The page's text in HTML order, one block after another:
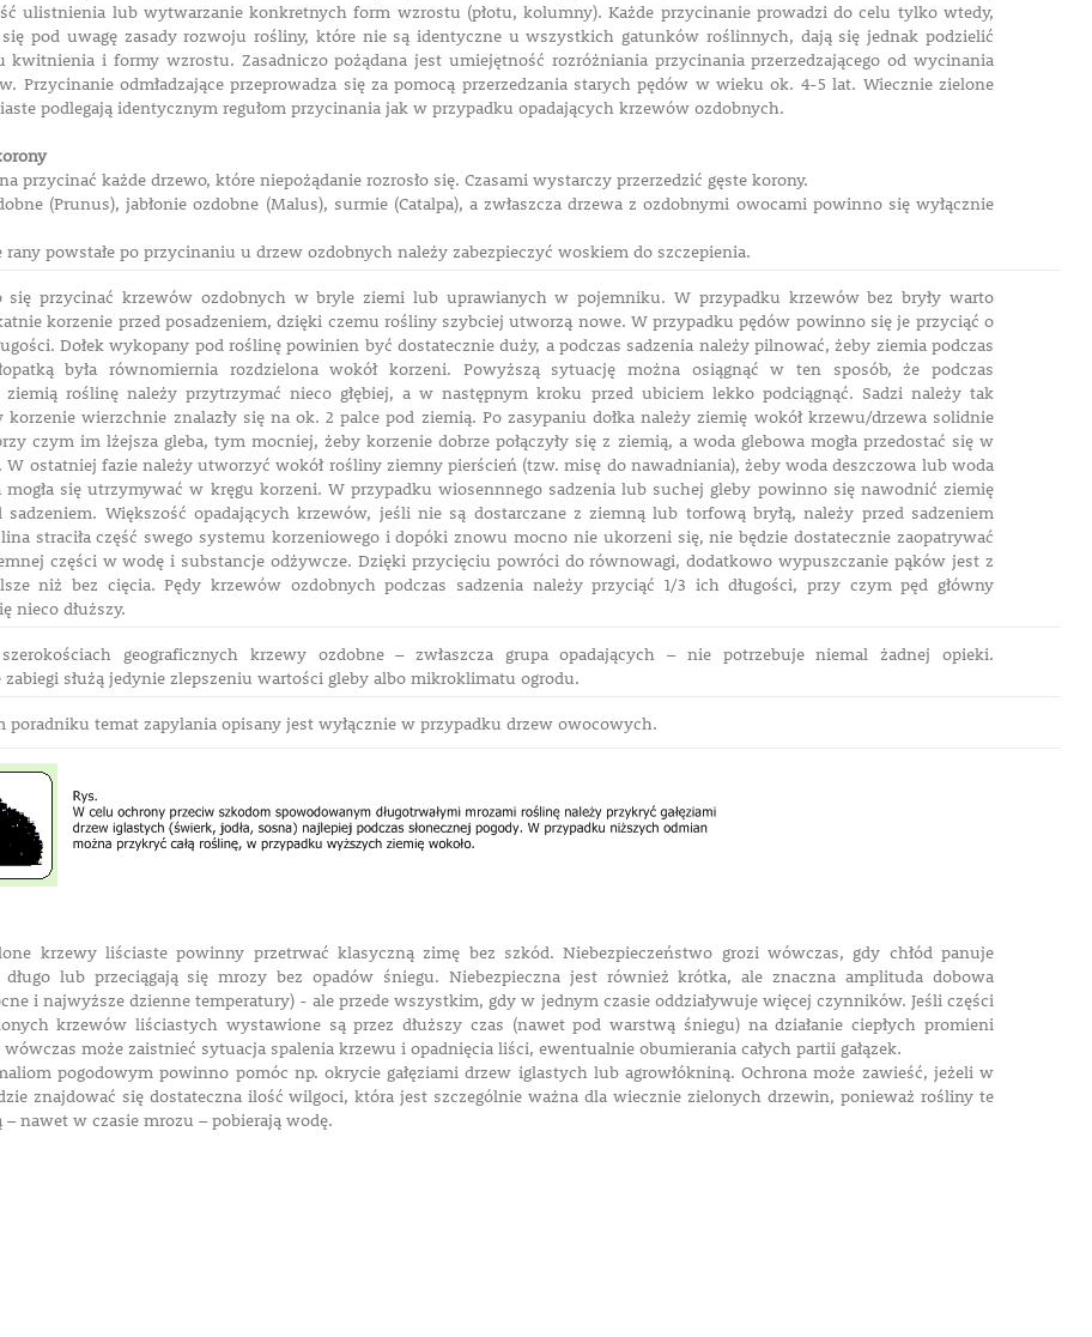
ulistnienia lub wytwarzanie konkretnych form wzrostu (płotu, kolumny). Każde przycinanie prowadzi do celu tylko wtedy,
pod uwagę zasady rozwoju rośliny, które nie są identyczne u wszystkich gatunków roślinnych, dają się jednak podzielić
kwitnienia i formy wzrostu. Zasadniczo pożądana jest umiejętność rozróżniania przycinania przerzedzającego od wycinania
Przycinanie odmładzające przeprowadza się za pomocą przerzedzania starych pędów w wieku ok. 4-5 lat. Wiecznie zielone
podlegają identycznym regułom przycinania jak w przypadku opadających krzewów ozdobnych.
przycinać każde drzewo, które niepożądanie rozrosło się. Czasami wystarczy przerzedzić gęste korony.
(Prunus), jabłonie ozdobne (Malus), surmie (Catalpa), a zwłaszcza drzewa z ozdobnymi owocami powinno się wyłącznie
rany powstałe po przycinaniu u drzew ozdobnych należy zabezpieczyć woskiem do szczepienia.
się przycinać krzewów ozdobnych w bryle ziemi lub uprawianych w pojemniku. W przypadku krzewów bez bryły warto
korzenie przed posadzeniem, dzięki czemu rośliny szybciej utworzą nowe. W przypadku pędów powinno się je przyciąć o
Dołek wykopany pod roślinę powinien być dostatecznie duży, a podczas sadzenia należy pilnować, żeby ziemia podczas
była równomiernia rozdzielona wokół korzeni. Powyższą sytuację można osiągnąć w ten sposób, że podczas
ziemią roślinę należy przytrzymać nieco głębiej, a w następnym kroku przed ubiciem lekko podciągnąć. Sadzi należy tak
korzenie wierzchnie znalazły się na ok. 2 palce pod ziemią. Po zasypaniu dołka należy ziemię wokół krzewu/drzewa solidnie
czym im lżejsza gleba, tym mocniej, żeby korzenie dobrze połączyły się z ziemią, a woda glebowa mogła przedostać się w
ostatniej fazie należy utworzyć wokół rośliny ziemny pierścień (tzw. misę do nawadniania), żeby woda deszczowa lub woda
mogła się utrzymywać w kręgu korzeni. W przypadku wiosennnego sadzenia lub suchej gleby powinno się nawodnić ziemię
sadzeniem. Większość opadających krzewów, jeśli nie są dostarczane z ziemną lub torfową bryłą, należy przed sadzeniem
straciła część swego systemu korzeniowego i dopóki znowu mocno nie ukorzeni się, nie będzie dostatecznie zaopatrywać
części w wodę i substancje odżywcze. Dzięki przycięciu powróci do równowagi, dodatkowo wypuszczanie pąków jest z
niż bez cięcia. Pędy krzewów ozdobnych podczas sadzenia należy przyciąć 1/3 ich długości, przy czym pęd główny
nieco dłuższy.
geograficznych krzewy ozdobne – zwłaszcza grupa opadających – nie potrzebuje niemal żadnej opieki.
zabiegi służą jedynie zlepszeniu wartości gleby albo mikroklimatu ogrodu.
poradniku temat zapylania opisany jest wyłącznie w przypadku drzew owocowych.
krzewy liściaste powinny przetrwać klasyczną zimę bez szkód. Niebezpieczeństwo grozi wówczas, gdy chłód panuje
długo lub przeciągają się mrozy bez opadów śniegu. Niebezpieczna jest również krótka, ale znaczna amplituda dobowa
i najwyższe dzienne temperatury) - ale przede wszystkim, gdy w jednym czasie oddziaływuje więcej czynników. Jeśli części
krzewów liściastych wystawione są przez dłuższy czas (nawet pod warstwą śniegu) na działanie ciepłych promieni
wówczas może zaistnieć sytuacja spalenia krzewu i opadnięcia liści, ewentualnie obumierania całych partii gałązek.
pogodowym powinno pomóc np. okrycie gałęziami drzew iglastych lub agrowłókniną. Ochrona może zawieść, jeżeli w
znajdować się dostateczna ilość wilgoci, która jest szczególnie ważna dla wiecznie zielonych drzewin, ponieważ rośliny te
– nawet w czasie mrozu – pobierają wodę.